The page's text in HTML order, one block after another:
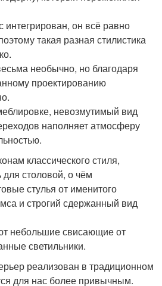
интегрирован, он всё равно
такая разная стилистика
необычно, но благодаря
проектированию
невозмутимый вид
наполняет атмосферу
классического стиля,
столовой, о чём
стулья от именитого
и строгий сдержанный вид
небольшие свисающие от
светильники.
реализован в традиционном
для нас более привычным.